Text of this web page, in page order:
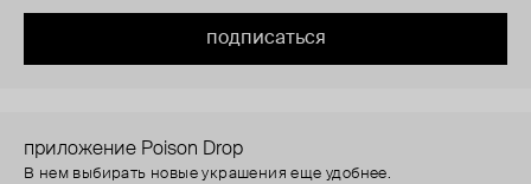
подписаться
приложение Poison Drop
В нем выбирать новые украшения еще удобнее.